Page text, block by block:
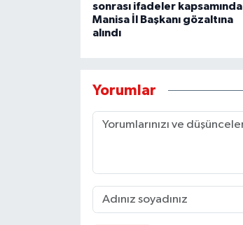
sonrası ifadeler kapsamında
Manisa İl Başkanı gözaltına
alındı
Yorumlar